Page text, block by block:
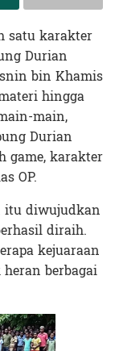
satu karakter
Durian
bin Khamis
hingga
main,
Durian
game, karakter
OP.
itu diwujudkan
diraih.
kejuaraan
berbagai